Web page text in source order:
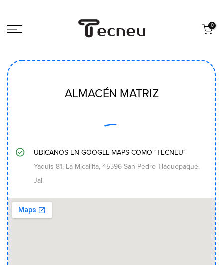
al
0
ALMACÉN MATRIZ
UBICANOS EN GOOGLE MAPS COMO "TECNEU"
Yaquis 81, La Micailita, 45596 San Pedro Tlaquepaque,
Jal.